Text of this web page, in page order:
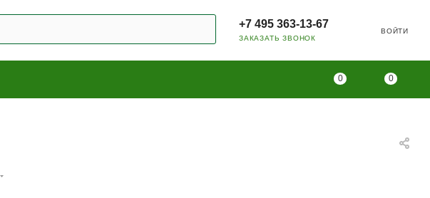
+7 495 363-13-67
ЗАКАЗАТЬ ЗВОНОК
ВОЙТИ
0 0